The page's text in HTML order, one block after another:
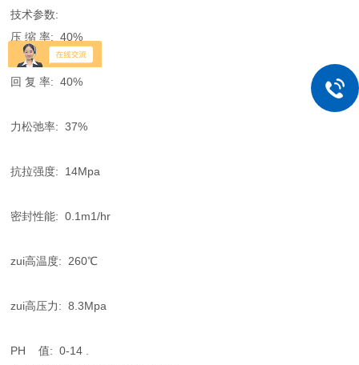
技术参数:
压 缩 率: 40%
回 复 率: 40%
力松弛率: 37%
抗拉强度: 14Mpa
密封性能: 0.1m1/hr
zui高温度: 260℃
zui高压力: 8.3Mpa
PH 值: 0-14 .